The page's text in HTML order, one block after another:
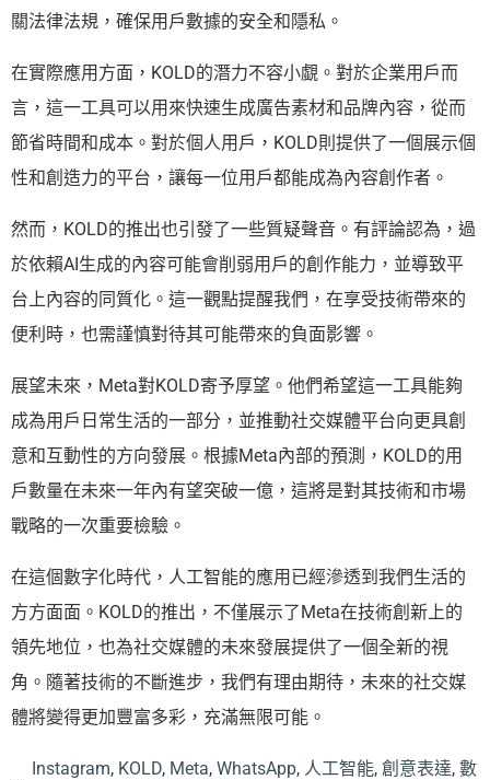
關法律法規，確保用戶數據的安全和隱私。
在實際應用方面，KOLD的潛力不容小覷。對於企業用戶而
言，這一工具可以用來快速生成廣告素材和品牌內容，從而
節省時間和成本。對於個人用戶，KOLD則提供了一個展示個
性和創造力的平台，讓每一位用戶都能成為內容創作者。
然而，KOLD的推出也引發了一些質疑聲音。有評論認為，過
於依賴AI生成的內容可能會削弱用戶的創作能力，並導致平
台上內容的同質化。這一觀點提醒我們，在享受技術帶來的
便利時，也需謹慎對待其可能帶來的負面影響。
展望未來，Meta對KOLD寄予厚望。他們希望這一工具能夠
成為用戶日常生活的一部分，並推動社交媒體平台向更具創
意和互動性的方向發展。根據Meta內部的預測，KOLD的用
戶數量在未來一年內有望突破一億，這將是對其技術和市場
戰略的一次重要檢驗。
在這個數字化時代，人工智能的應用已經滲透到我們生活的
方方面面。KOLD的推出，不僅展示了Meta在技術創新上的
領先地位，也為社交媒體的未來發展提供了一個全新的視
角。隨著技術的不斷進步，我們有理由期待，未來的社交媒
體將變得更加豐富多彩，充滿無限可能。
Instagram, KOLD, Meta, WhatsApp, 人工智能, 創意表達, 數